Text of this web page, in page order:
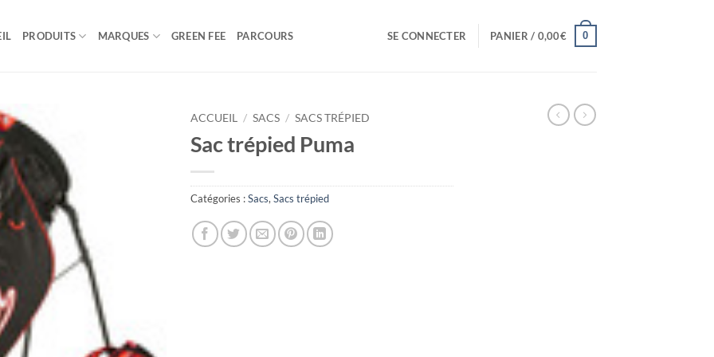
PRODUITS MARQUES GREEN FEE PARCOURS SE CONNECTER PANIER / 0,00€ 0
ACCUEIL / SACS / SACS TRÉPIED
Sac trépied Puma
Catégories :Sacs, Sacs trépied